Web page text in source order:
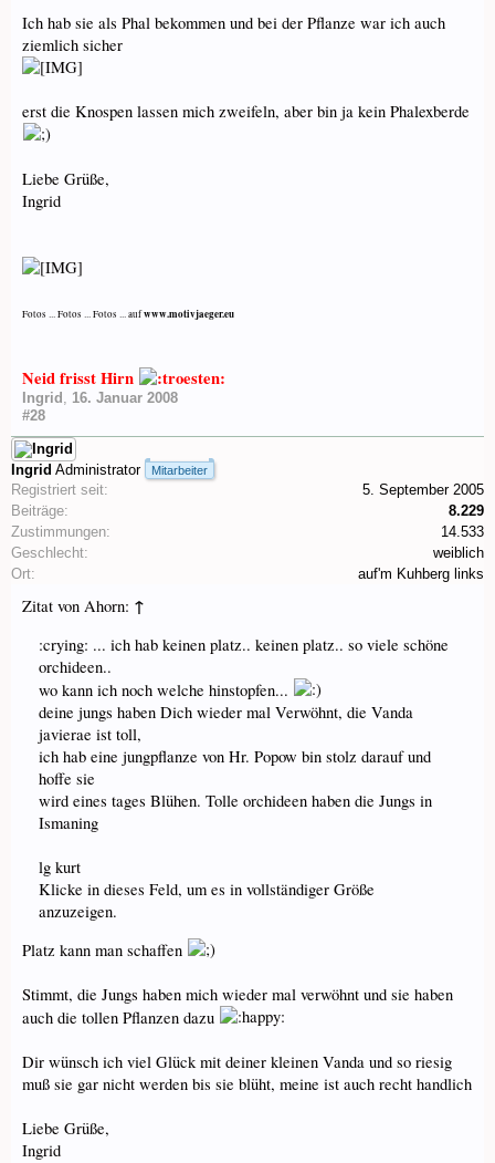
Ich hab sie als Phal bekommen und bei der Pflanze war ich auch
ziemlich sicher
erst die Knospen lassen mich zweifeln, aber bin ja kein Phalexberde
Liebe Grüße,
Ingrid
Fotos ... Fotos ... Fotos ... aufwww.motivjaeger.eu
Neid frisst Hirn
Ingrid
16. Januar 2008
#28
Ingrid Administrator Mitarbeiter
Registriert seit:
5. September 2005
Beiträge:
8.229
Zustimmungen:
14.533
Geschlecht:
weiblich
Ort:
auf'm Kuhberg links
Zitat von Ahorn: ↑
:crying: ... ich hab keinen platz.. keinen platz.. so viele schöne
orchideen..
wo kann ich noch welche hinstopfen...
deine jungs haben Dich wieder mal Verwöhnt, die Vanda
javierae ist toll,
ich hab eine jungpflanze von Hr. Popow bin stolz darauf und
hoffe sie
wird eines tages Blühen. Tolle orchideen haben die Jungs in
Ismaning
lg kurt
Klicke in dieses Feld, um es in vollständiger Größe
anzuzeigen.
Platz kann man schaffen
Stimmt, die Jungs haben mich wieder mal verwöhnt und sie haben
auch die tollen Pflanzen dazu
Dir wünsch ich viel Glück mit deiner kleinen Vanda und so riesig
muß sie gar nicht werden bis sie blüht, meine ist auch recht handlich
Liebe Grüße,
Ingrid